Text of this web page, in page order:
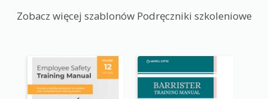
Zobacz więcej szablonów Podręczniki szkoleniowe